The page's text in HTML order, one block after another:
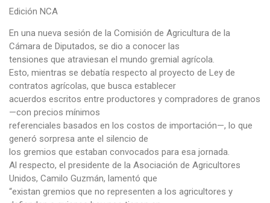
Edición NCA
En una nueva sesión de la Comisión de Agricultura de la
Cámara de Diputados, se dio a conocer las
tensiones que atraviesan el mundo gremial agrícola.
Esto, mientras se debatía respecto al proyecto de Ley de
contratos agrícolas, que busca establecer
acuerdos escritos entre productores y compradores de granos
—con precios mínimos
referenciales basados en los costos de importación—, lo que
generó sorpresa ante el silencio de
los gremios que estaban convocados para esa jornada.
Al respecto, el presidente de la Asociación de Agricultores
Unidos, Camilo Guzmán, lamentó que
“existan gremios que no representen a los agricultores y